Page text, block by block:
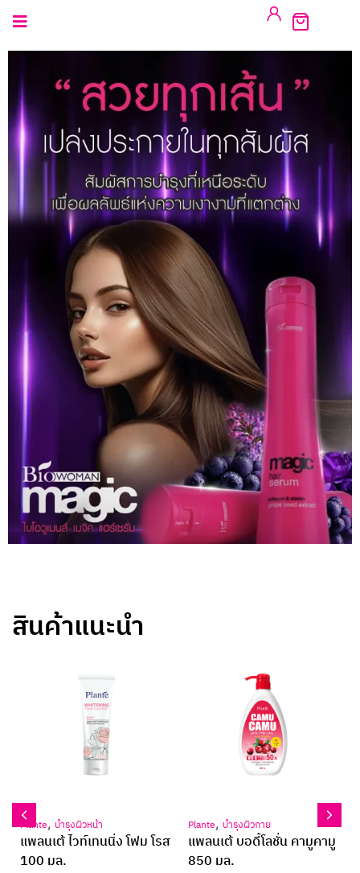
สินค้าแนะนำ
Plante, บำรุงผิวหน้า
แพลนเต้ ไวท์เทนนิ่ง โฟม โรส
100 มล.
Plante, บำรุงผิวกาย
แพลนเต้ บอดี้โลชั่น คามูคามู
850 มล.